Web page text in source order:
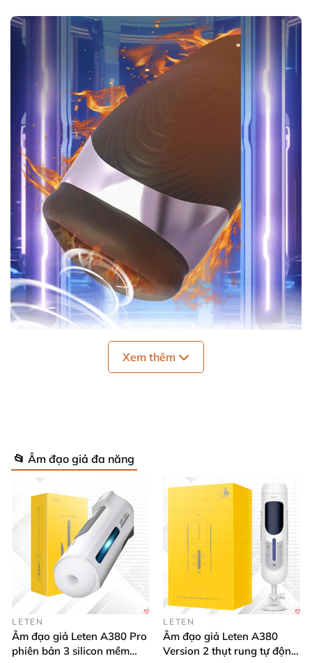
đi công tác
, đi du lịch,...
Xem thêm
📂 Âm đạo giả đa năng
LETEN
Âm đạo giả Leten A380 Pro
phiên bản 3 silicon mềm
LETEN
Âm đạo giả Leten A380
Version 2 thụt rung tự động,